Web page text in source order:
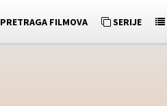
PRETRAGA FILMOVA SERIJE